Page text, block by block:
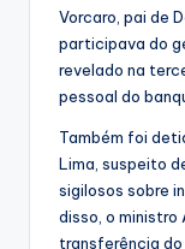
Vorcaro, pai de
participava do
revelado na
pessoal do
Também foi
Lima, suspeito
sigilosos sobre
disso, o ministro
transferência